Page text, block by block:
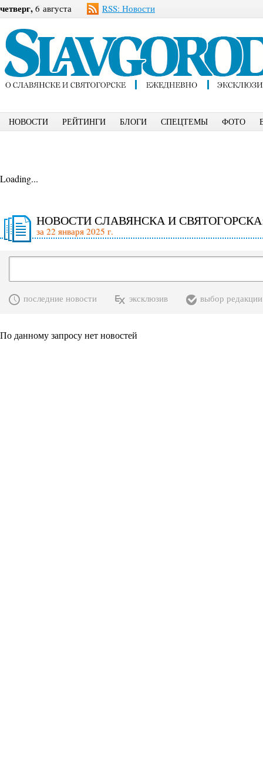
четверг, 6 августа RSS: Новости
НОВОСТИ РЕЙТИНГИ БЛОГИ СПЕЦТЕМЫ ФОТО
Loading...
НОВОСТИ СЛАВЯНСКА И
за 22 января 2025 г.
последние новости эксклюзив выбор редакции
По данному запросу нет новостей